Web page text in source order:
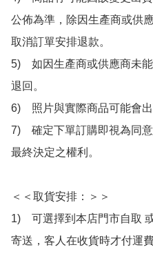
公佈為準，除因生產商或供
取消訂單安排退款。
5)　如因生產商或供應商未
退回。
6)　照片與實際商品可能會
7)　確定下單訂購即視為同
最終決定之權利。
＜＜取貨安排：＞＞
1)　可選擇到本店門市自取
寄送，客人在收貨時才付運